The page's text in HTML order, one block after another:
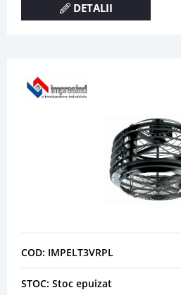
DETALII
COD: IMPELT3VRPL
STOC: Stoc epuizat